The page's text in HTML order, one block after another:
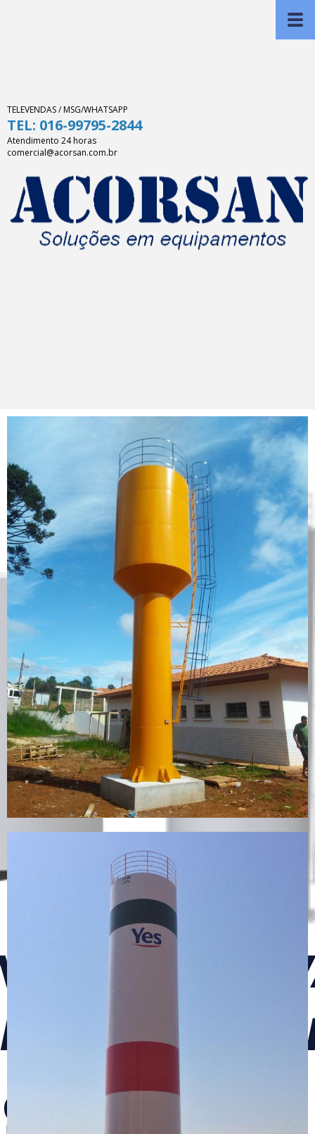
TELEVENDAS / MSG/WHATSAPP
TEL: 016-99795-2844
Atendimento 24 horas
comercial@acorsan.com.br